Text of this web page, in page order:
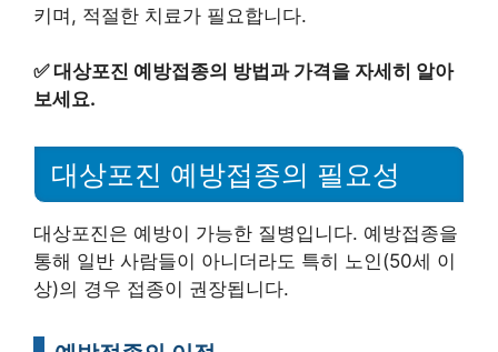
키며, 적절한 치료가 필요합니다.
✅대상포진 예방접종의 방법과 가격을 자세히 알아
보세요.
대상포진 예방접종의 필요성
대상포진은 예방이 가능한 질병입니다. 예방접종을
통해 일반 사람들이 아니더라도 특히 노인(50세 이
상)의 경우 접종이 권장됩니다.